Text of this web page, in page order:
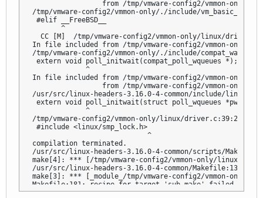
from /tmp/vmware-config2/vmmon-only/
/tmp/vmware-config2/vmmon-only/./include/
#elif __FreeBSD__
       ^
  CC [M]  /tmp/vmware-config2/vmmon-only/linux/driver.o
In file included from /tmp/vmware-config2/vmmon-only/
/tmp/vmware-config2/vmmon-only/./include/
extern void poll_initwait(compat_poll_wqueues *);
             ^
In file included from /tmp/vmware-config2/vmmon-only/./
from /tmp/vmware-config2/vmmon-only/
/usr/src/linux-headers-3.16.0-4-common/include/linux/
extern void poll_initwait(struct poll_wqueues *pwq);
             ^
/tmp/vmware-config2/vmmon-only/linux/
#include <linux/smp_lock.h>
                            ^
compilation terminated.
/usr/src/linux-headers-3.16.0-4-common/scripts/
make[4]: *** [/tmp/vmware-config2/vmmon-only/linux/
/usr/src/linux-headers-3.16.0-4-common/Makefile:1353:
make[3]: *** [_module_/tmp/vmware-config2/vmmon-only]
Makefile:181: recipe for target 'sub-make' failed
make[2]: *** [sub-make] Error 2